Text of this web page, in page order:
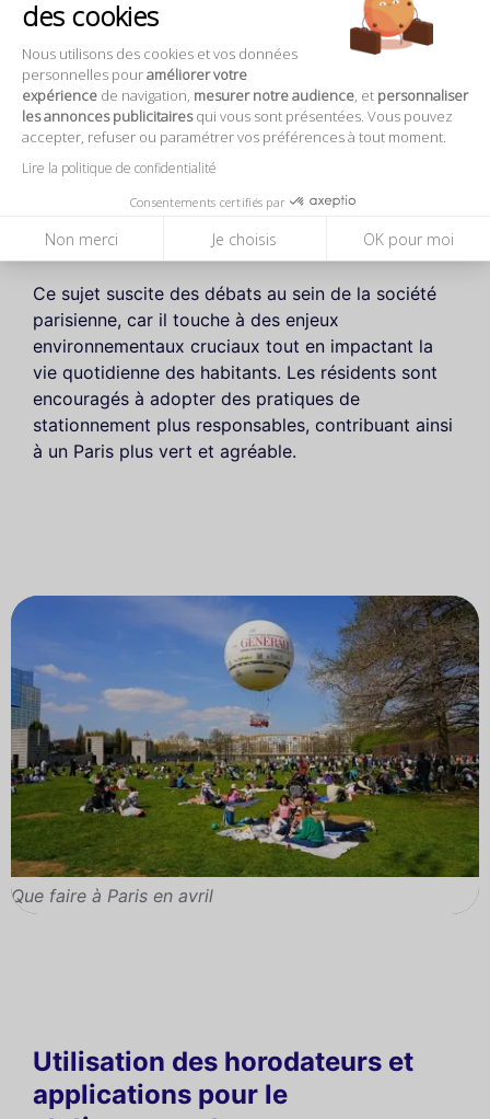
des cookies
Nous utilisons des cookies et vos données
personnelles pouraméliorer votre
expérience de navigation, mesurer notre audience , et personnaliser
les annonces publicitairesqui vous sont présentées. Vous pouvez
accepter, refuser ou paramétrer vos préférences à tout moment.
Lire la politique de confidentialité
Consentements certifiés par
Non merci Je choisis OK pour moi
Les tarifs de stationnement varient selon le type
de véhicule, avec des avantages pour les
véhicules légers et moins polluants.
Les résidents peuvent demander un droit de
stationnement résidentiel, offrant des tarifs
préférentiels ou même gratuits, selon leur statut
(véhicule basse émission ou faible revenu).
même place est fixée à 7 jours, ce qui facilite la
rotation des véhicules.
Ce sujet suscite des débats au sein de la société
parisienne, car il touche à des enjeux
environnementaux cruciaux tout en impactant la
vie quotidienne des habitants. Les résidents sont
encouragés à adopter des pratiques de
stationnement plus responsables, contribuant ainsi
à un Paris plus vert et agréable.
Que faire à Paris en avril
Utilisation des horodateurs et
applications pour le